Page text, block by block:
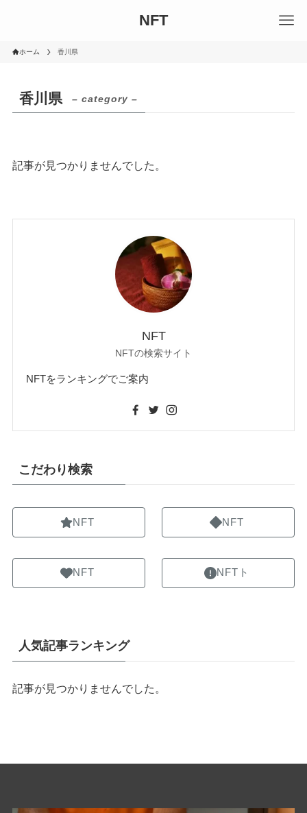
NFT
ホーム 香川県
香川県 – category –
記事が見つかりませんでした。
NFT
NFTの検索サイト
NFTをランキングでご案内
こだわり検索
NFT
NFT
NFT
NFTト
人気記事ランキング
記事が見つかりませんでした。